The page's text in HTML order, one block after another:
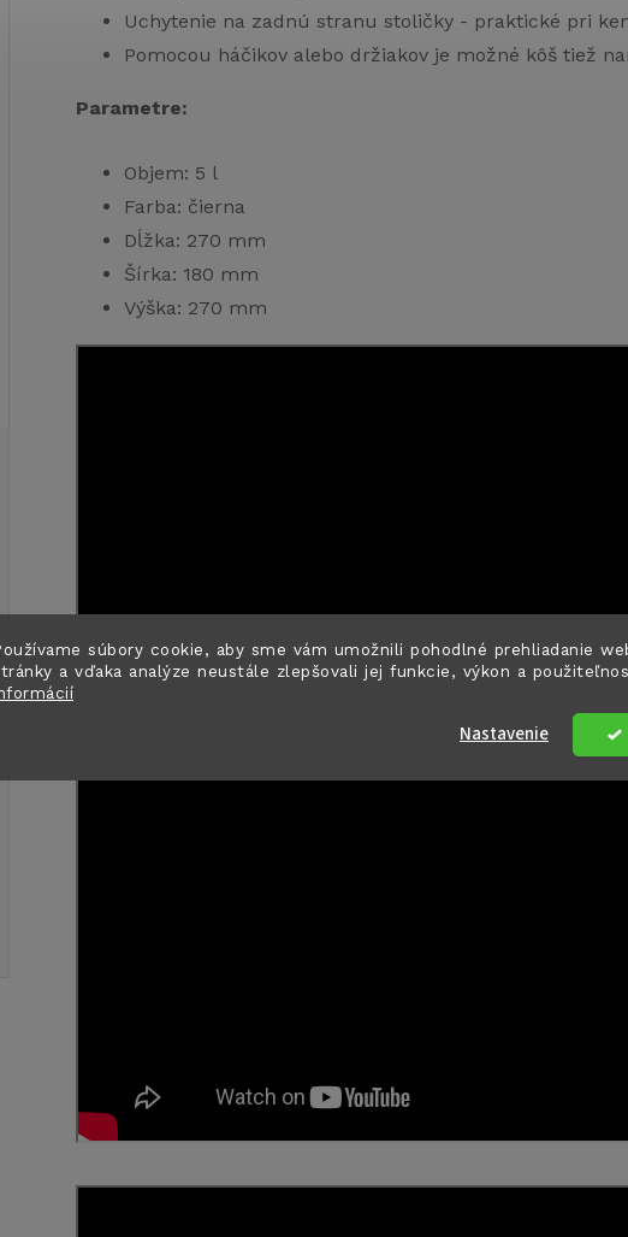
súbory cookie, aby sme vám umožnili pohodlné prehliadanie
a vďaka analýze neustále zlepšovali jej funkcie, výkon a
Nastavenie
Uchytenie na zadnú stranu stoličky - praktické pri
Pomocou háčikov alebo držiakov je možné kôš tiež
Parametre:
Objem: 5 l
Farba: čierna
Dĺžka: 270 mm
Šírka: 180 mm
Výška: 270 mm